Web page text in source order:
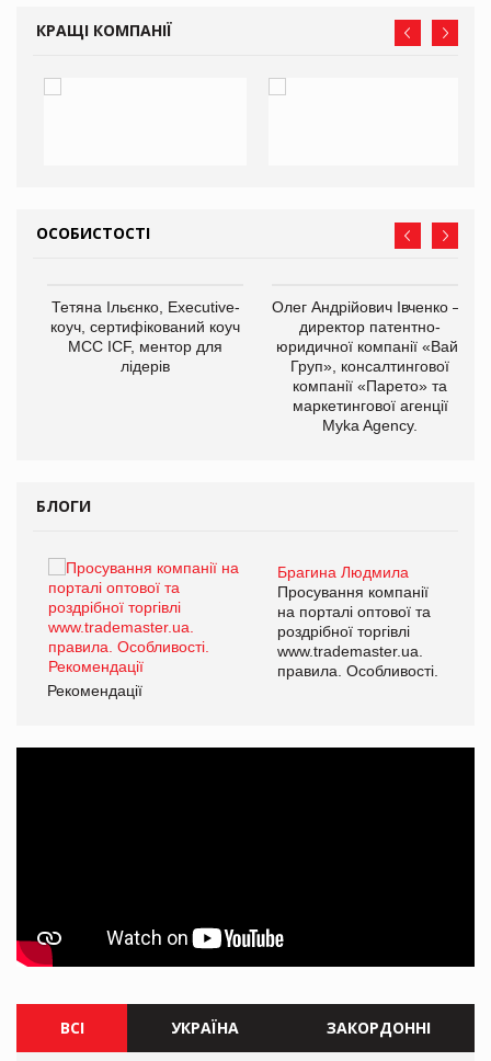
КРАЩІ КОМПАНІЇ
ОСОБИСТОСТІ
Тетяна Ільєнко, Executive-
коуч, сертифікований коуч
МСС ICF, ментор для
лідерів
Олег Андрійович Івченко —
директор патентно-
юридичної компанії «Вайз
Груп», консалтингової
компанії «Парето» та
маркетингової агенції
Myka Agency.
БЛОГИ
Брагина Людмила
Просування компанії
на порталі оптової та
роздрібної торгівлі
www.trademaster.ua.
правила. Особливості.
Рекомендації
ВСІ УКРАЇНА ЗАКОРДОННІ